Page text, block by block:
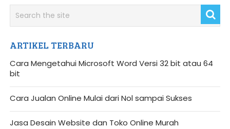
ARTIKEL TERBARU
Cara Mengetahui Microsoft Word Versi 32 bit atau 64
bit
Cara Jualan Online Mulai dari Nol sampai Sukses
Jasa Desain Website dan Toko Online Murah